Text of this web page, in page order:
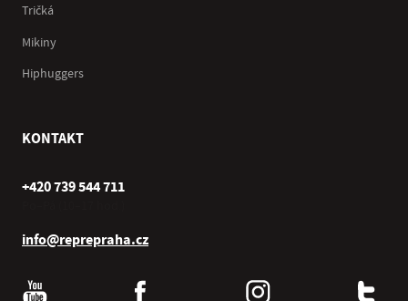
Tričká
Mikiny
Hiphuggers
KONTAKT
+420 739 544 711
info@reprepraha.cz